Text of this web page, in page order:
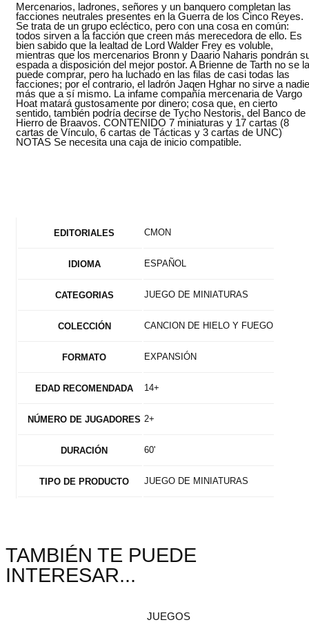
Mercenarios, ladrones, señores y un banquero completan las
facciones neutrales presentes en la Guerra de los Cinco Reyes.
Se trata de un grupo ecléctico, pero con una cosa en común:
todos sirven a la facción que creen más merecedora de ello. Es
bien sabido que la lealtad de Lord Walder Frey es voluble,
mientras que los mercenarios Bronn y Daario Naharis pondrán
espada a disposición del mejor postor. A Brienne de Tarth no se la
puede comprar, pero ha luchado en las filas de casi todas las
facciones; por el contrario, el ladrón Jaqen Hghar no sirve a nadie
más que a sí mismo. La infame compañía mercenaria de Vargo
Hoat matará gustosamente por dinero; cosa que, en cierto
sentido, también podría decirse de Tycho Nestoris, del Banco de
Hierro de Braavos. CONTENIDO 7 miniaturas y 17 cartas (8
cartas de Vínculo, 6 cartas de Tácticas y 3 cartas de UNC)
NOTAS Se necesita una caja de inicio compatible.
EDITORIALES CMON
IDIOMA ESPAÑOL
CATEGORIAS JUEGO DE MINIATURAS
COLECCIÓN CANCION DE HIELO Y FUEGO
FORMATO EXPANSIÓN
EDAD RECOMENDADA 14+
NÚMERO DE JUGADORES 2+
DURACIÓN 60'
TIPO DE PRODUCTO JUEGO DE MINIATURAS
TAMBIÉN TE PUEDE
INTERESAR...
JUEGOS